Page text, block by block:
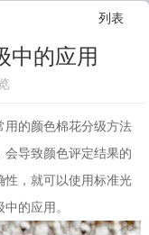
列表
中的应用
用的颜色棉花分级方法
导致颜色评定结果的
性，就可以使用标准光
的应用。